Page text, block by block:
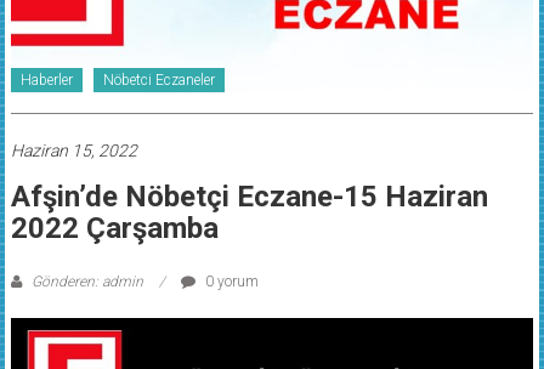
Haberler Nöbetci Eczaneler
Haziran 15, 2022
Afşin’de Nöbetçi Eczane-15 Haziran
2022 Çarşamba
Gönderen: admin 0 yorum